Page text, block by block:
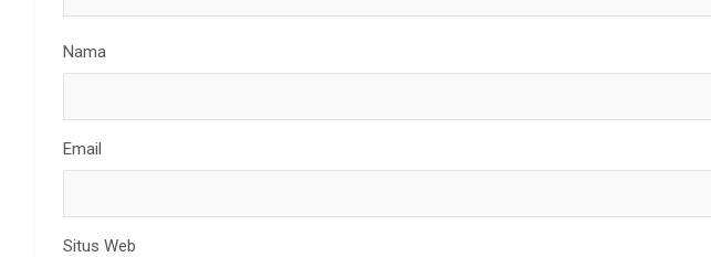
Nama
Email
Situs Web